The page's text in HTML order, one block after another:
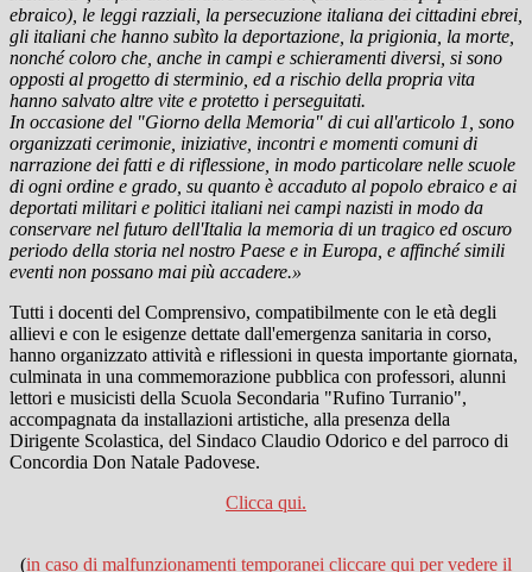
ebraico), le leggi razziali, la persecuzione italiana dei cittadini ebrei,
gli italiani che hanno subìto la deportazione, la prigionia, la morte,
nonché coloro che, anche in campi e schieramenti diversi, si sono
opposti al progetto di sterminio, ed a rischio della propria vita
hanno salvato altre vite e protetto i perseguitati.
In occasione del "Giorno della Memoria" di cui all'articolo 1, sono
organizzati cerimonie, iniziative, incontri e momenti comuni di
narrazione dei fatti e di riflessione, in modo particolare nelle scuole
di ogni ordine e grado, su quanto è accaduto al popolo ebraico e ai
deportati militari e politici italiani nei campi nazisti in modo da
conservare nel futuro dell'Italia la memoria di un tragico ed oscuro
periodo della storia nel nostro Paese e in Europa, e affinché simili
eventi non possano mai più accadere.»
Tutti i docenti del Comprensivo, compatibilmente con le età degli
allievi e con le esigenze dettate dall'emergenza sanitaria in corso,
hanno organizzato attività e riflessioni in questa importante giornata,
culminata in una commemorazione pubblica con professori, alunni
lettori e musicisti della Scuola Secondaria "Rufino Turranio",
accompagnata da installazioni artistiche, alla presenza della
Dirigente Scolastica, del Sindaco Claudio Odorico e del parroco di
Concordia Don Natale Padovese.
Clicca qui.
(in caso di malfunzionamenti temporanei cliccare qui per vedere il